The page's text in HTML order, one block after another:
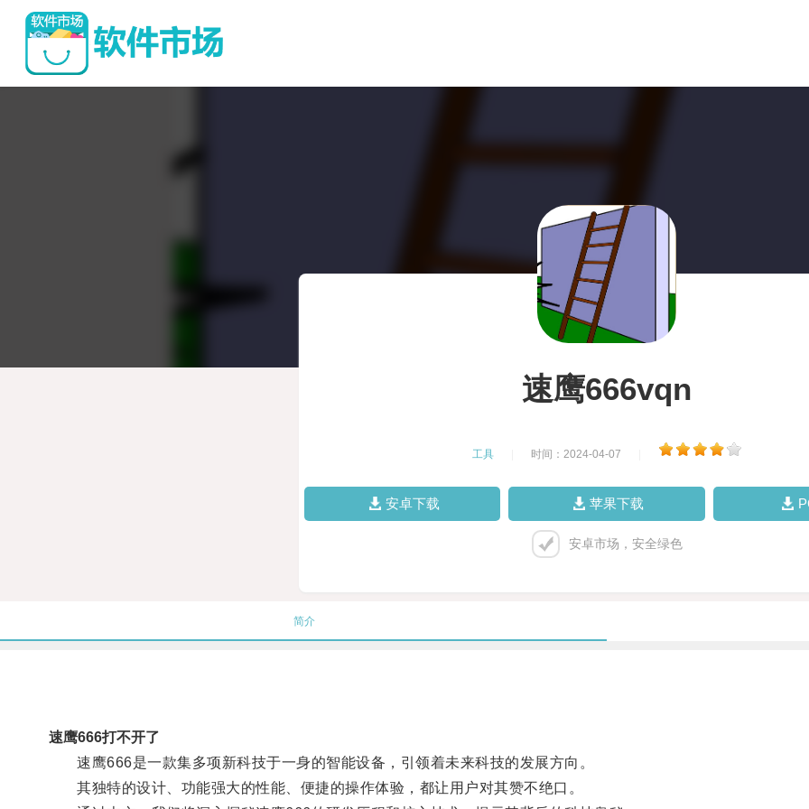
速鹰666vqn
工具 时间：2024-04-07
安卓下载 苹果下载
安卓市场，安全绿色
简介
速鹰666打不开了
速鹰666是一款集多项新科技于一身的智能设备，引领着未来科技的发展方向。
其独特的设计、功能强大的性能、便捷的操作体验，都让用户对其赞不绝口。